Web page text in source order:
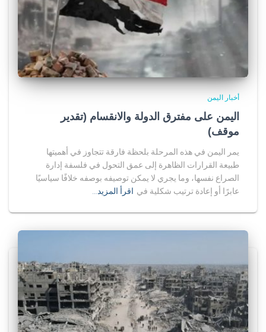
أخبار اليمن
اليمن على مفترق الدولة والانقسام (تقدير
موقف)
يمر اليمن في هذه المرحلة بلحظة فارقة تتجاوز في أهميتها
طبيعة القرارات الظاهرة إلى عمق التحول في فلسفة إدارة
الصراع نفسها، وما يجري لا يمكن توصيفه بوصفه خلافًا سياسيًا
عابرًا أو إعادة ترتيب شكلية في اقرأ المزيد…